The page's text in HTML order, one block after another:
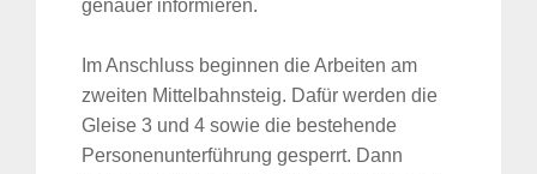
genauer informieren.
Im Anschluss beginnen die Arbeiten am
zweiten Mittelbahnsteig. Dafür werden die
Gleise 3 und 4 sowie die bestehende
Personenunterführung gesperrt. Dann